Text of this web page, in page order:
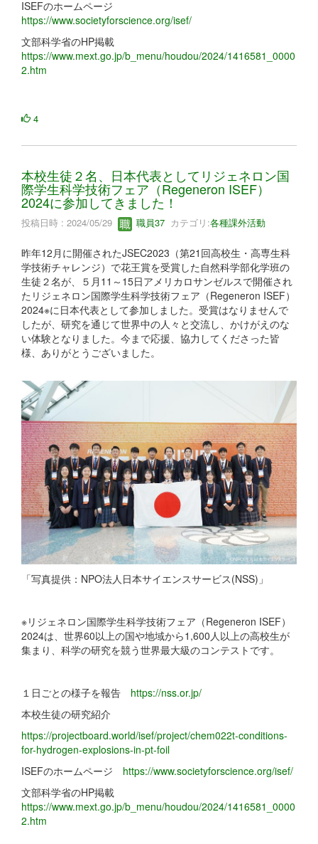
ISEFのホームページ
https://www.societyforscience.org/isef/
文部科学省のHP掲載
https://www.mext.go.jp/b_menu/houdou/2024/1416581_0000
2.htm
4
本校生徒２名、日本代表としてリジェネロン国
際学生科学技術フェア（Regeneron ISEF）
2024に参加してきました！
投稿日時 : 2024/05/29 職員37 カテゴリ:各種課外活動
昨年12月に開催されたJSEC2023（第21回高校生・高専生科
学技術チャレンジ）で花王賞を受賞した自然科学部化学班の
生徒２名が、５月11～15日アメリカロサンゼルスで開催され
たリジェネロン国際学生科学技術フェア（Regeneron ISEF）
2024※に日本代表として参加しました。受賞はなりませんで
したが、研究を通じて世界中の人々と交流し、かけがえのな
い体験となりました。今まで応援、協力してくださった皆
様、ありがとうございました。
「写真提供：NPO法人日本サイエンスサービス(NSS)」
※リジェネロン国際学生科学技術フェア（Regeneron ISEF）
2024は、世界60以上の国や地域から1,600人以上の高校生が
集まり、科学の研究を競う世界最大級のコンテストです。
１日ごとの様子を報告 https://nss.or.jp/
本校生徒の研究紹介
https://projectboard.world/isef/project/chem022t-conditions-
for-hydrogen-explosions-in-pt-foil
ISEFのホームページ https://www.societyforscience.org/isef/
文部科学省のHP掲載
https://www.mext.go.jp/b_menu/houdou/2024/1416581_0000
2.htm